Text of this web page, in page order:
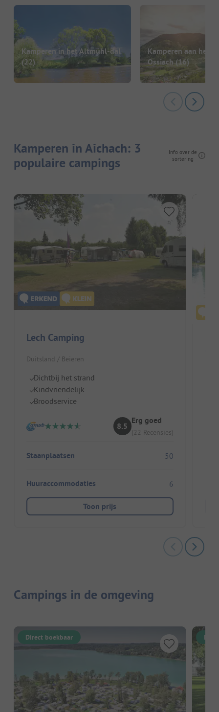
Kamperen in het Altmühl-dal
(22)
Kamperen aan het
Ossiach(16)
Kamperen in Aichach: 3
populaire campings
Info over de
sortering
Lech Camping
Duitsland / Beieren
Dichtbij het strand
Kindvriendelijk
Broodservice
8.5
Erg goed
(22 Recensies)
Staanplaatsen 50
Huuraccommodaties 6
Toon prijs
Campings in de omgeving
Direct boekbaar